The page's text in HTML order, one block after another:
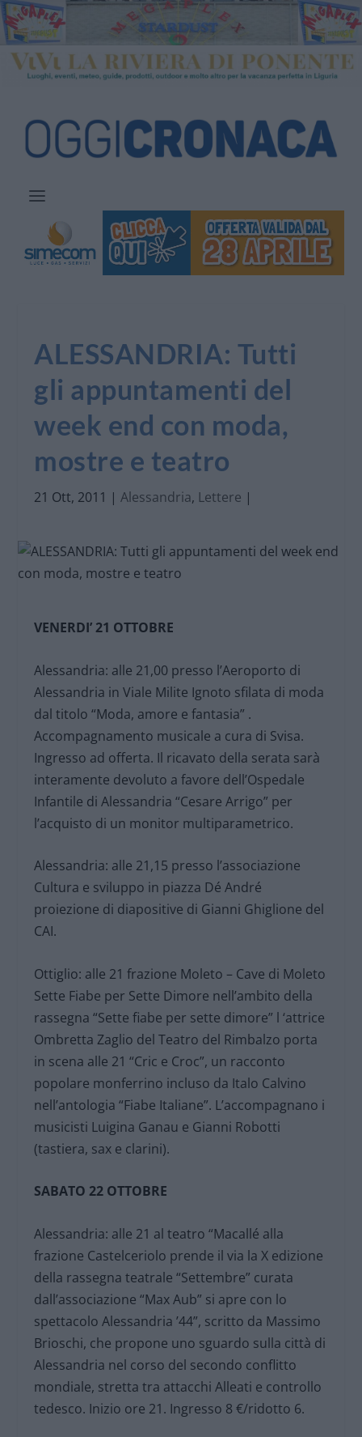
ALESSANDRIA: Tutti
gli appuntamenti del
week end con moda,
mostre e teatro
21 Ott, 2011 |Alessandria, Lettere |
VENERDI’ 21 OTTOBRE
Alessandria: alle 21,00 presso l’Aeroporto di
Alessandria in Viale Milite Ignoto sfilata di moda
dal titolo “Moda, amore e fantasia” .
Accompagnamento musicale a cura di Svisa.
Ingresso ad offerta. Il ricavato della serata sarà
interamente devoluto a favore dell’Ospedale
Infantile di Alessandria “Cesare Arrigo” per
l’acquisto di un monitor multiparametrico.
Alessandria: alle 21,15 presso l’associazione
Cultura e sviluppo in piazza Dé André
proiezione di diapositive di Gianni Ghiglione del
CAI.
Ottiglio: alle 21 frazione Moleto – Cave di Moleto
Sette Fiabe per Sette Dimore nell’ambito della
rassegna “Sette fiabe per sette dimore” l ‘attrice
Ombretta Zaglio del Teatro del Rimbalzo porta
in scena alle 21 “Cric e Croc”, un racconto
popolare monferrino incluso da Italo Calvino
nell’antologia “Fiabe Italiane”. L’accompagnano i
musicisti Luigina Ganau e Gianni Robotti
(tastiera, sax e clarini).
SABATO 22 OTTOBRE
Alessandria: alle 21 al teatro “Macallé alla
frazione Castelceriolo prende il via la X edizione
della rassegna teatrale “Settembre” curata
dall’associazione “Max Aub” si apre con lo
spettacolo Alessandria ’44”, scritto da Massimo
Brioschi, che propone uno sguardo sulla città di
Alessandria nel corso del secondo conflitto
mondiale, stretta tra attacchi Alleati e controllo
tedesco. Inizio ore 21. Ingresso 8 €/ridotto 6.